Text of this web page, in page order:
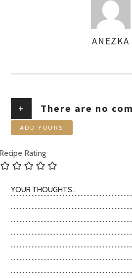
ANEZKA
+ There are no
ADD YOURS
Rating